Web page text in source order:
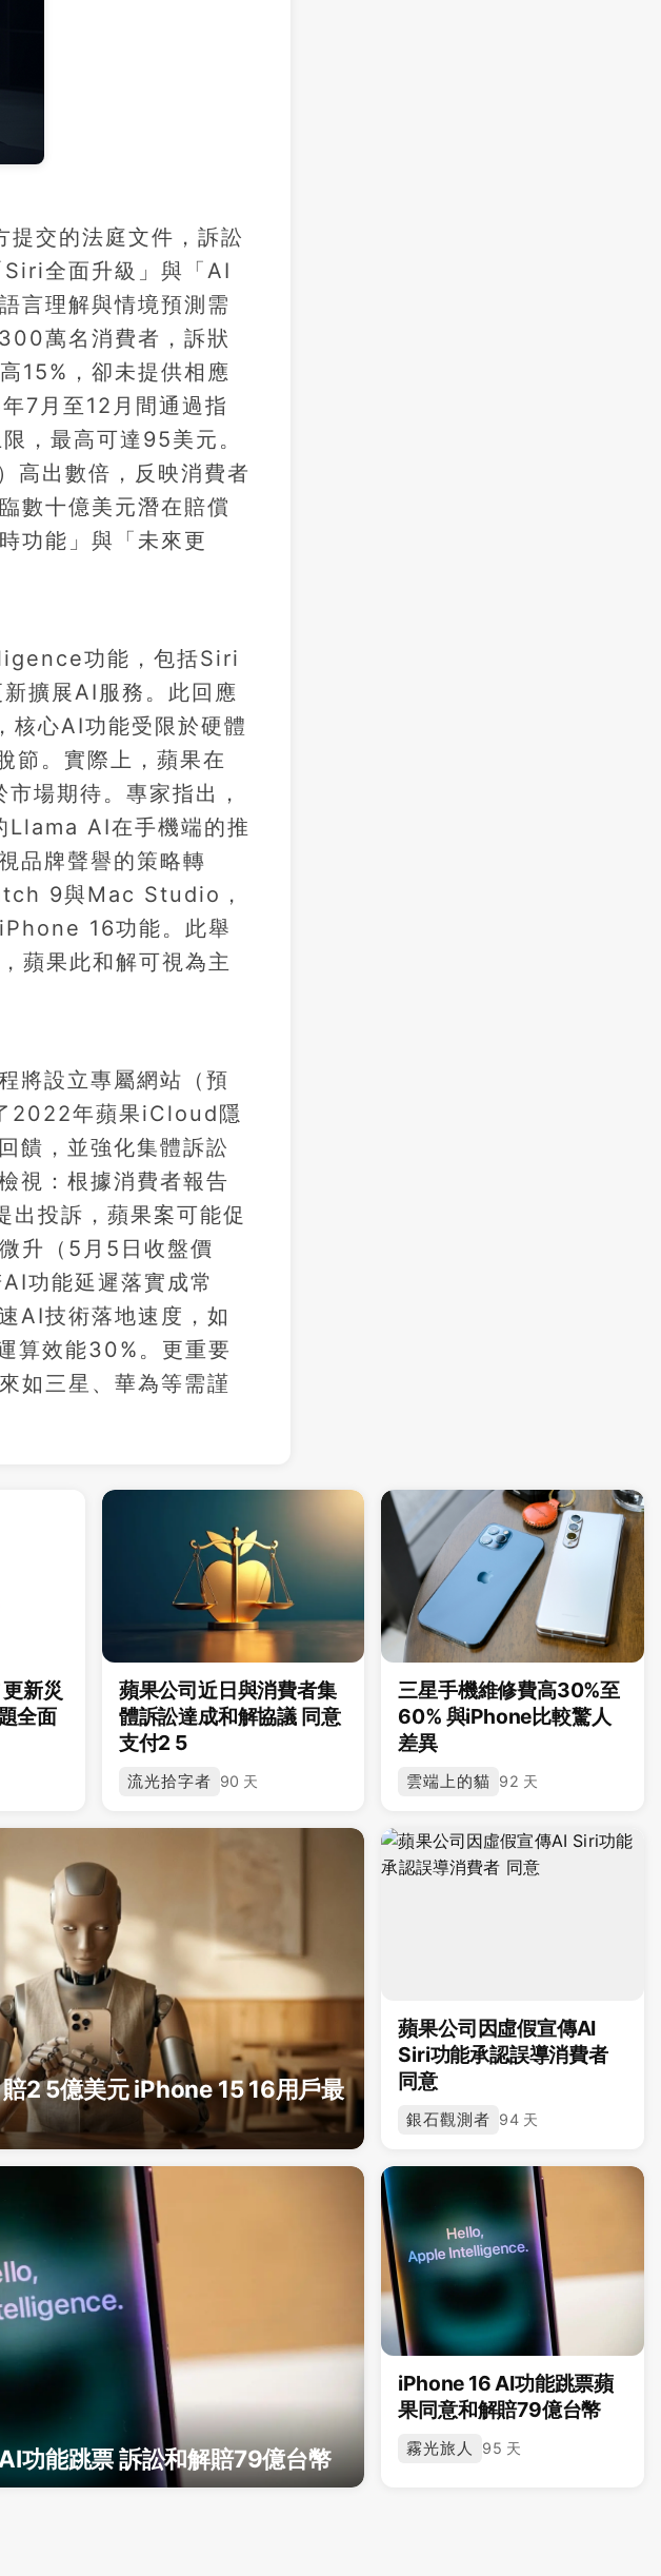
交的法庭文件，訴訟
全面升級」與「AI
言理解與情境預測需
萬名消費者，訴狀
15%，卻未提供相應
7月至12月間通過指
，最高可達95美元。
出數倍，反映消費者
數十億美元潛在賠償
功能」與「未來更
功能，包括Siri
擴展AI服務。此回應
心AI功能受限於硬體
節。實際上，蘋果在
場期待。專家指出，
AI在手機端的推
品牌聲譽的策略轉
9與Mac Studio，
16功能。此舉
蘋果此和解可視為主
將設立專屬網站（預
2022年蘋果iCloud隱
饋，並強化集體訴訟
視：根據消費者報告
投訴，蘋果案可能促
升（5月5日收盤價
功能延遲落實成常
AI技術落地速度，如
算效能30%。更重要
如三星、華為等需謹
新災
全面
蘋果公司近日與消費者集
體訴訟達成和解協議 同意
支付2 5
流光拾字者 90 天
三星手機維修費高30%至
60% 與iPhone比較驚人
差異
雲端上的貓 92 天
2 5億美元 iPhone 15 16用戶最
蘋果公司因虛假宣傳AI
Siri功能承認誤導消費者
同意
銀石觀測者 94 天
功能跳票 訴訟和解賠79億台幣
iPhone 16 AI功能跳票蘋
果同意和解賠79億台幣
霧光旅人 95 天